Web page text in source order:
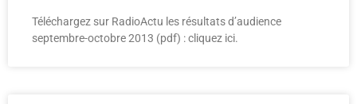
Téléchargez sur RadioActu les résultats d’audience
septembre-octobre 2013 (pdf) : cliquez ici.